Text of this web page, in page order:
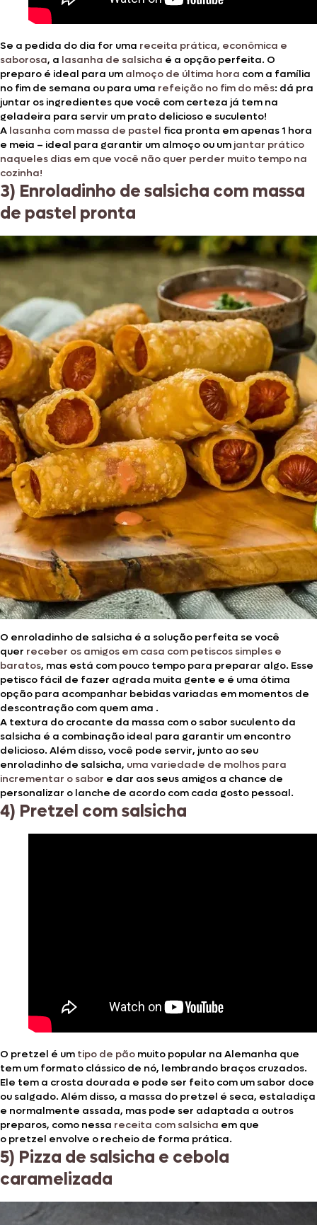
Se a pedida do dia for uma receita prática, econômica e
saborosa, a lasanha de salsicha é a opção perfeita. O
preparo é ideal para um almoço de última hora com a família
no fim de semana ou para uma refeição no fim do mês: dá pra
juntar os ingredientes que você com certeza já tem na
geladeira para servir um prato delicioso e suculento!
A lasanha com massa de pastel fica pronta em apenas 1 hora
e meia – ideal para garantir um almoço ou um jantar prático
naqueles dias em que você não quer perder muito tempo na
cozinha!
3) Enroladinho de salsicha com massa
de pastel pronta
O enroladinho de salsicha é a solução perfeita se você
quer receber os amigos em casa com petiscos simples e
baratos, mas está com pouco tempo para preparar algo. Esse
petisco fácil de fazer agrada muita gente e é uma ótima
opção para acompanhar bebidas variadas em momentos de
descontração com quem ama .
A textura do crocante da massa com o sabor suculento da
salsicha é a combinação ideal para garantir um encontro
delicioso. Além disso, você pode servir, junto ao seu
enroladinho de salsicha, uma variedade de molhos para
incrementar o sabor e dar aos seus amigos a chance de
personalizar o lanche de acordo com cada gosto pessoal.
4) Pretzel com salsicha
O pretzel é um tipo de pão muito popular na Alemanha que
tem um formato clássico de nó, lembrando braços cruzados.
Ele tem a crosta dourada e pode ser feito com um sabor doce
ou salgado. Além disso, a massa do pretzel é seca, estaladiça
e normalmente assada, mas pode ser adaptada a outros
preparos, como nessa receita com salsicha em que
o pretzel envolve o recheio de forma prática.
5) Pizza de salsicha e cebola
caramelizada